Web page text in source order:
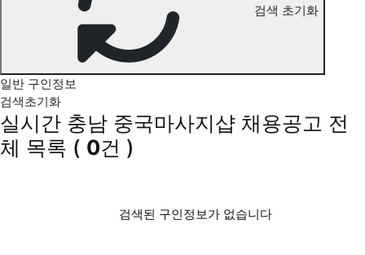
검색 초기화
일반 구인정보
검색초기화
실시간 충남 중국마사지샵 채용공고 전
체 목록 ( 0건 )
검색된 구인정보가 없습니다